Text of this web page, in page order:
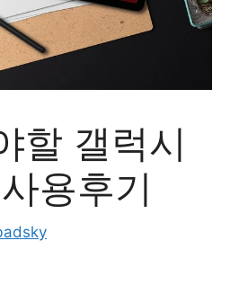
할 갤럭시
용후기